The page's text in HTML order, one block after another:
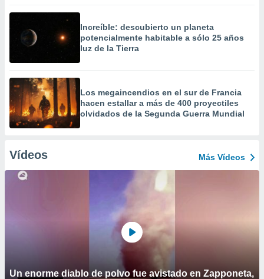
Increíble: descubierto un planeta
potencialmente habitable a sólo 25 años
luz de la Tierra
Los megaincendios en el sur de Francia
hacen estallar a más de 400 proyectiles
olvidados de la Segunda Guerra Mundial
Vídeos Más Vídeos
Un enorme diablo de polvo fue avistado en Zapponeta,